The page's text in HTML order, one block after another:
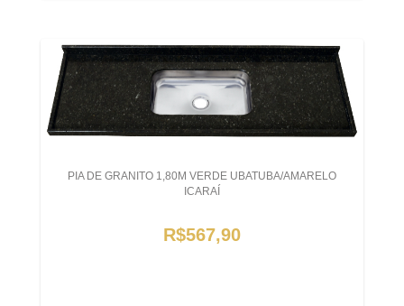
PIA DE GRANITO 1,80M VERDE UBATUBA/AMARELO
ICARAÍ
R$567,90